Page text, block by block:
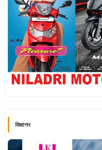
বিজ্ঞাপন